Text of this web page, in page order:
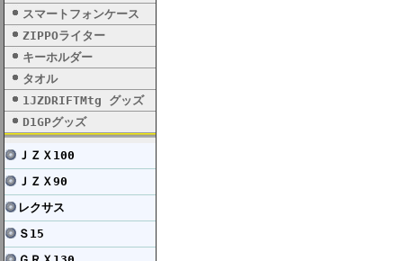
スマートフォンケース
ZIPPOライター
キーホルダー
タオル
1JZDRIFTMtg グッズ
D1GPグッズ
ＪＺＸ100
ＪＺＸ90
レクサス
Ｓ15